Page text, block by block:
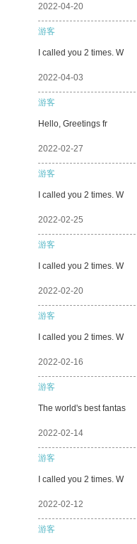
2022-04-20
游客
I called you 2 times. W
2022-04-03
游客
Hello, Greetings fr
2022-02-27
游客
I called you 2 times. W
2022-02-25
游客
I called you 2 times. W
2022-02-20
游客
I called you 2 times. W
2022-02-16
游客
The world's best fantas
2022-02-14
游客
I called you 2 times. W
2022-02-12
游客